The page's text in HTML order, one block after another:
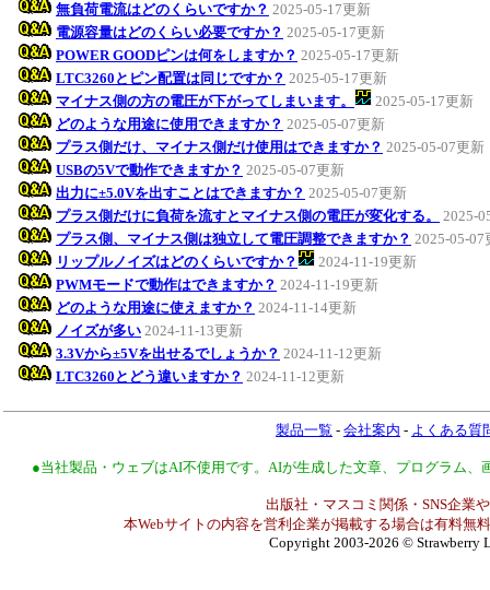
無負荷電流はどのくらいですか？ 2025-05-17更新
電源容量はどのくらい必要ですか？ 2025-05-17更新
POWER GOODピンは何をしますか？ 2025-05-17更新
LTC3260とピン配置は同じですか？ 2025-05-17更新
マイナス側の方の電圧が下がってしまいます。
2025-05-17更新
どのような用途に使用できますか？ 2025-05-07更新
プラス側だけ、マイナス側だけ使用はできますか？ 2025-05-07更新
USBの5Vで動作できますか？ 2025-05-07更新
出力に±5.0Vを出すことはできますか？ 2025-05-07更新
プラス側だけに負荷を流すとマイナス側の電圧が変化する。
2025-
プラス側、マイナス側は独立して電圧調整できますか？ 2025-05-07
リップルノイズはどのくらいですか？
2024-11-19更新
PWMモードで動作はできますか？ 2024-11-19更新
どのような用途に使えますか？ 2024-11-14更新
ノイズが多い 2024-11-13更新
3.3Vから±5Vを出せるでしょうか？ 2024-11-12更新
LTC3260とどう違いますか？ 2024-11-12更新
製品一覧 - 会社案内 - よくある質
●当社製品・ウェブはAI不使用です。AIが生成した文章、プログラム
出版社・マスコミ関係・SNS企業
本Webサイトの内容を営利企業が掲載する場合は有料無
Copyright 2003-2026 © Strawberry